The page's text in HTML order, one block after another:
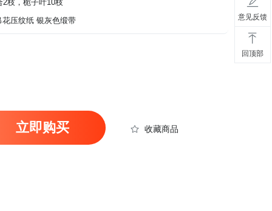
2枝，栀子叶10枝
压纹纸 银灰色缎带
立即购买 收藏商品
意见反馈
回顶部